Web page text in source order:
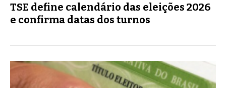
TSE define calendário das eleições 2026
e confirma datas dos turnos